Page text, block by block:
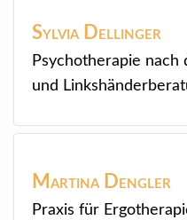
Sylvia Dellinger
Psychotherapie
und
Martina Dengler
Praxis für